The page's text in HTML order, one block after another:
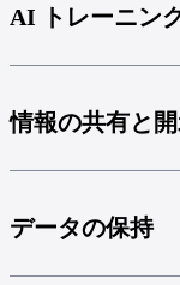
AI トレーニン
情報の共有と
データの保持